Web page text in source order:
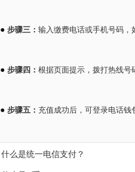
● 步骤三： 输入缴费电话或手机号码，
● 步骤四： 根据页面提示，拨打热线号
● 步骤五： 充值成功后，可登录电话
什么是统一电信支付？